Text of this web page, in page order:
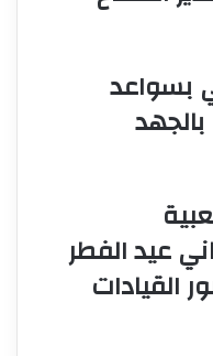
56 تُبني بسواعد
عيد الفطر
القيادات